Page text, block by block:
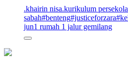
.khairin nisa.kurikulum
sabah#benteng#justiceforzara
jun1 rumah 1 jalur gemilang